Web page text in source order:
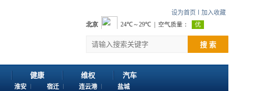
设为首页 加入收藏
搜 索
健康 维权 汽车
淮安 宿迁 连云港 盐城